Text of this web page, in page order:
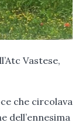
Vastese,
che circolava
dell’ennesima